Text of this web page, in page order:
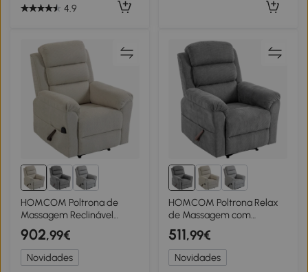
4.9
HOMCOM Poltrona de
Massagem Reclinável
Manual 135° Aquecedora
Encosto de Cabeça
Ajustável 3 Níveis Chenille
Creme
902,99€
Novidades
HOMCOM Poltrona Relax
de Massagem com
Aquecimento Encosto de
Cabeça Ajustável e Função
Abraçador de Parede
Cinza
511,99€
Novidades